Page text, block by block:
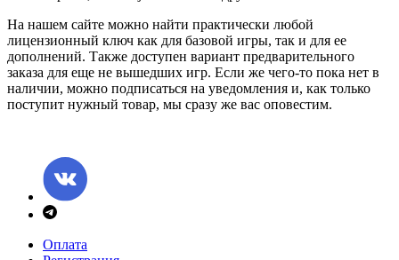
На нашем сайте можно найти практически любой
лицензионный ключ как для базовой игры, так и для ее
дополнений. Также доступен вариант предварительного
заказа для еще не вышедших игр. Если же чего-то пока нет в
наличии, можно подписаться на уведомления и, как только
поступит нужный товар, мы сразу же вас оповестим.
Оплата